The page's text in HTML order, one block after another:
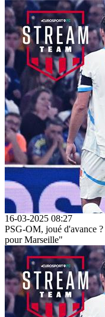
16-03-2025 08:27
PSG-OM, joué d'avance ?
pour Marseille"